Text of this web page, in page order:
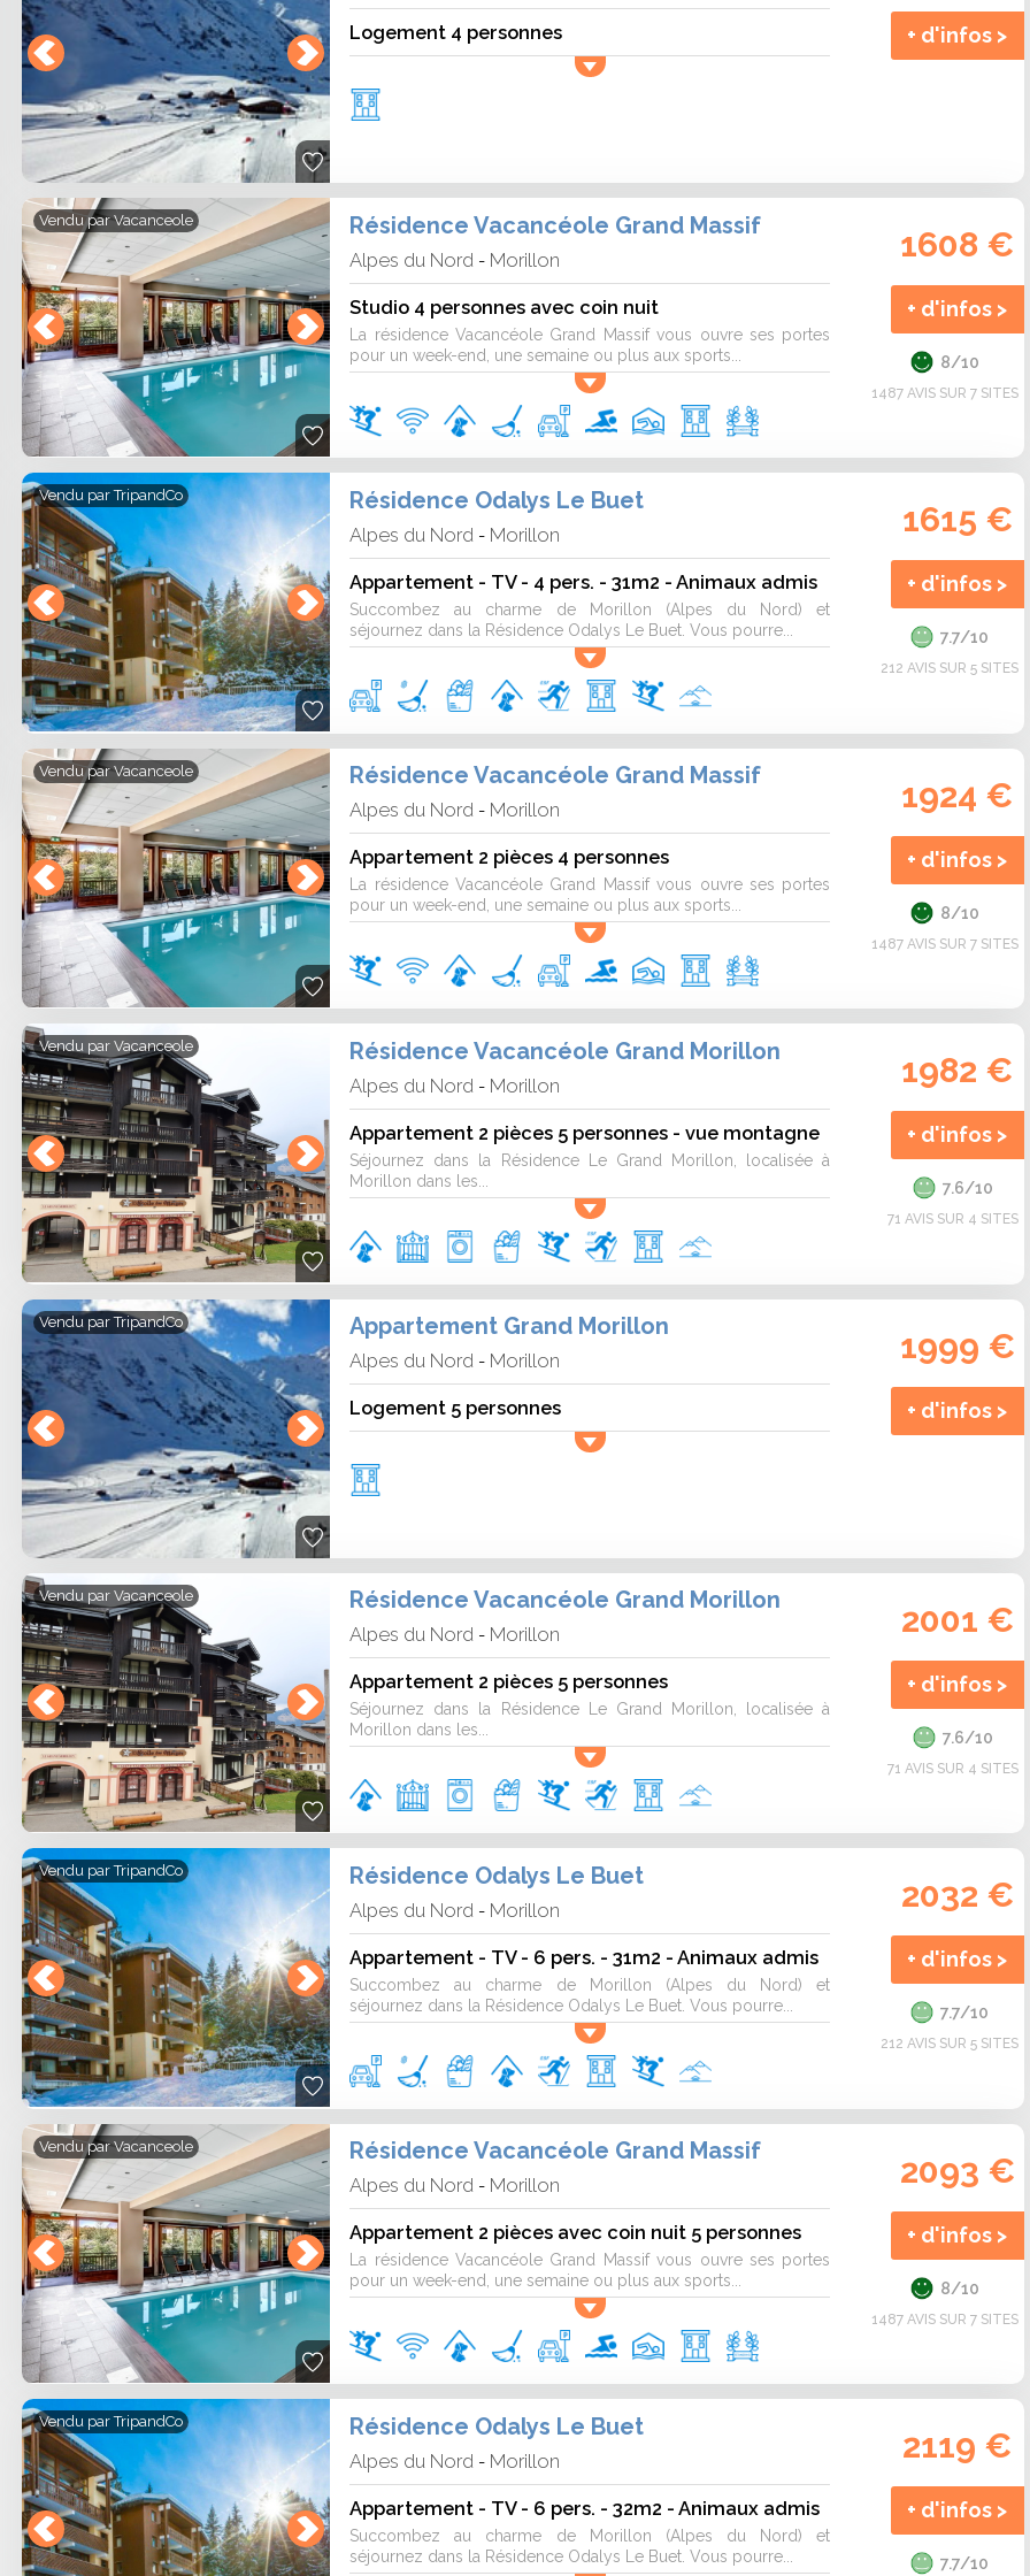
complètent parfaitement les
location de vacances au ski à
votre séjour. Fromages fondus,
dans les restaurants ou au coin du feu
les soirées et participent à
de partage entre proches.
une location de vacances
pour des vacances reposantes.
tout l’hiver, tandis que le climat
fraîche. Le cadre forestier et les
douce et ressourçante.
une location de vacances
authenticité et modernité. Le village
efficaces. On y trouve la
grand domaine skiable. C’est une
ou groupes d’amis.
d’une location de vacances
la facilité d’accès aux pistes et la
la sécurité du front de neige et la
avant la beauté du domaine, tandis
de vivre du village.
d’une location de
des remontées si vous skiez
matériel avant votre arrivée. Si vous
des commerces et des zones
ou simplement vous détendre.
de vacances au ski à Morillon
à lafin mars, lorsque la neige est
et mars offrent souvent plus de
une ambiance animée et festive.
de vacances au ski à
bien situé et adapté à vos besoins.
cosy au grand chalet familial. En
et préparez sereinement un séjour
taille humaine.
Logement 4 personnes + d'infos >
Vendu parVacanceole Résidence Vacancéole Grand Massif
Alpes du Nord - Morillon
Studio 4 personnes avec coin nuit
La résidence Vacancéole Grand Massif vous ouvre ses portes
pour un week-end, une semaine ou plus aux sports...
1608 €
+ d'infos >
8/10
1487 AVIS SUR 7 SITES
Vendu parTripandCo Résidence Odalys Le Buet
Alpes du Nord - Morillon
Appartement - TV - 4 pers. - 31m2 - Animaux admis
Succombez au charme de Morillon (Alpes du Nord) et
séjournez dans la Résidence Odalys Le Buet. Vous pourre...
1615 €
+ d'infos >
7.7/10
212 AVIS SUR 5 SITES
Vendu parVacanceole Résidence Vacancéole Grand Massif
Alpes du Nord - Morillon
Appartement 2 pièces 4 personnes
La résidence Vacancéole Grand Massif vous ouvre ses portes
pour un week-end, une semaine ou plus aux sports...
1924 €
+ d'infos >
8/10
1487 AVIS SUR 7 SITES
Vendu parVacanceole Résidence Vacancéole Grand Morillon
Alpes du Nord - Morillon
Appartement 2 pièces 5 personnes - vue montagne
Séjournez dans la Résidence Le Grand Morillon, localisée à
Morillon dans les...
1982 €
+ d'infos >
7.6/10
71 AVIS SUR 4 SITES
Vendu parTripandCo Appartement Grand Morillon
Alpes du Nord - Morillon
Logement 5 personnes
1999 €
+ d'infos >
Vendu parVacanceole Résidence Vacancéole Grand Morillon
Alpes du Nord - Morillon
Appartement 2 pièces 5 personnes
Séjournez dans la Résidence Le Grand Morillon, localisée à
Morillon dans les...
2001 €
+ d'infos >
7.6/10
71 AVIS SUR 4 SITES
Vendu parTripandCo Résidence Odalys Le Buet
Alpes du Nord - Morillon
Appartement - TV - 6 pers. - 31m2 - Animaux admis
Succombez au charme de Morillon (Alpes du Nord) et
séjournez dans la Résidence Odalys Le Buet. Vous pourre...
2032 €
+ d'infos >
7.7/10
212 AVIS SUR 5 SITES
Vendu parVacanceole Résidence Vacancéole Grand Massif
Alpes du Nord - Morillon
Appartement 2 pièces avec coin nuit 5 personnes
La résidence Vacancéole Grand Massif vous ouvre ses portes
pour un week-end, une semaine ou plus aux sports...
2093 €
+ d'infos >
8/10
1487 AVIS SUR 7 SITES
Vendu parTripandCo Résidence Odalys Le Buet
Alpes du Nord - Morillon
Appartement - TV - 6 pers. - 32m2 - Animaux admis
Succombez au charme de Morillon (Alpes du Nord) et
séjournez dans la Résidence Odalys Le Buet. Vous pourre...
2119 €
+ d'infos >
7.7/10